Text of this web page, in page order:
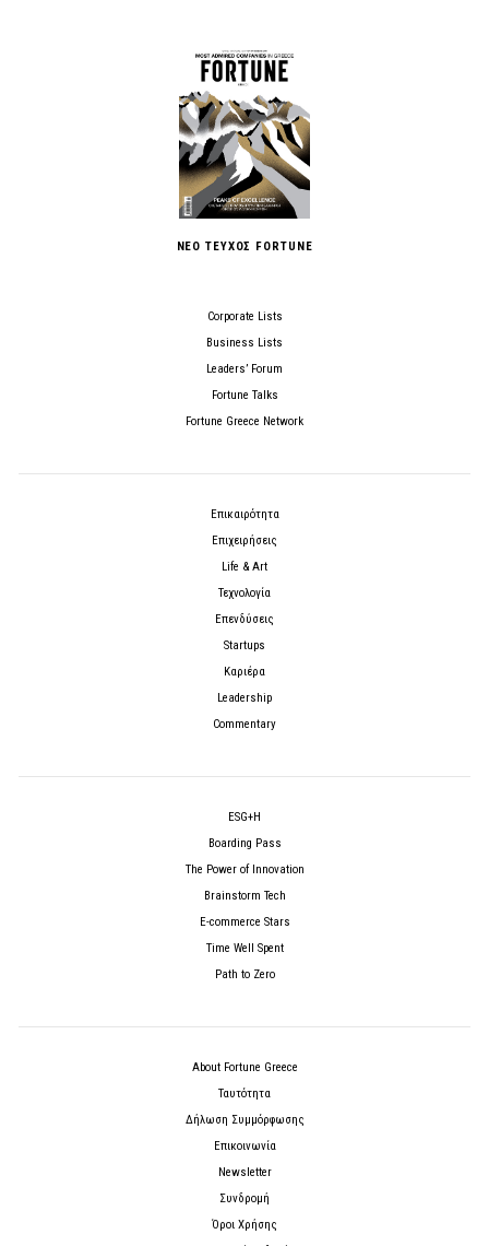
ΝΕΟ ΤΕΥΧΟΣ FORTUNE
Corporate Lists
Business Lists
Leaders’ Forum
Fortune Talks
Fortune Greece Network
Επικαιρότητα
Επιχειρήσεις
Life & Art
Τεχνολογία
Επενδύσεις
Startups
Καριέρα
Leadership
Commentary
ESG+H
Boarding Pass
The Power of Innovation
Brainstorm Tech
E-commerce Stars
Time Well Spent
Path to Zero
About Fortune Greece
Ταυτότητα
Δήλωση Συμμόρφωσης
Επικοινωνία
Newsletter
Συνδρομή
Όροι Χρήσης